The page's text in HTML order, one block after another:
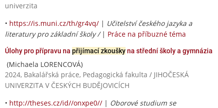
univerzita
• https://is.muni.cz/th/gr4vq/ | Učitelství českého jazyka a
literatury pro základní školy / | Práce na příbuzné téma
Úlohy pro přípravu na přijímací zkouškyna střední školy a gymnázia
(Michaela LORENCOVÁ)
2024, Bakalářská práce, Pedagogická fakulta / JIHOČESKÁ
UNIVERZITA V ČESKÝCH BUDĚJOVICÍCH
• http://theses.cz/id//onxpe0// | Oborové studium se